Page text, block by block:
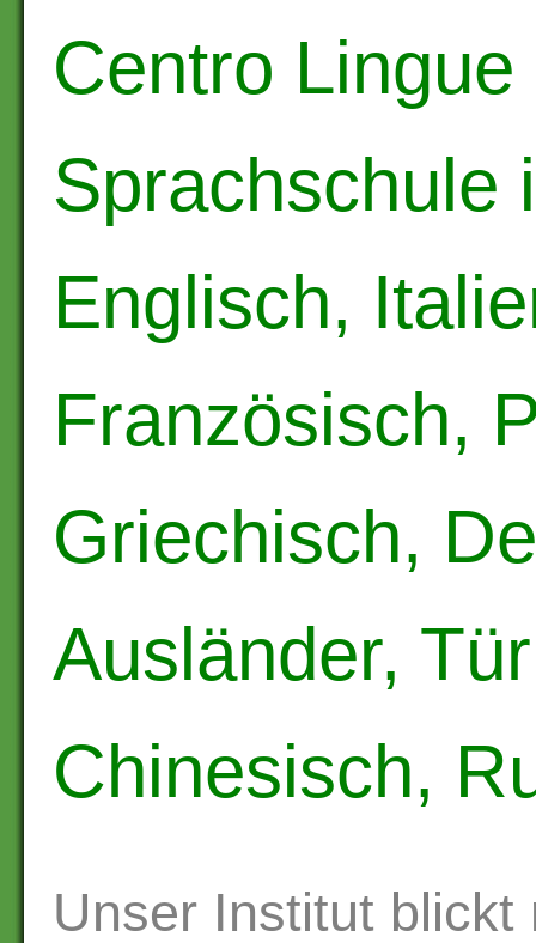
Centro
Sprachschule
Englisch,
Französisch,
Griechisch,
Ausländer,
Chinesisch,
Unser Institut